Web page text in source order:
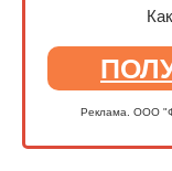
Реклама. ООО